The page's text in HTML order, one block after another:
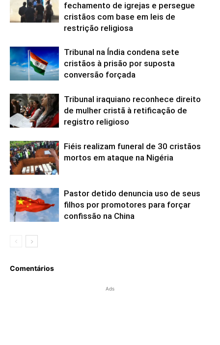
fechamento de igrejas e persegue
cristãos com base em leis de
restrição religiosa
Tribunal na Índia condena sete
cristãos à prisão por suposta
conversão forçada
Tribunal iraquiano reconhece direito
de mulher cristã à retificação de
registro religioso
Fiéis realizam funeral de 30 cristãos
mortos em ataque na Nigéria
Pastor detido denuncia uso de seus
filhos por promotores para forçar
confissão na China
Comentários
Ads